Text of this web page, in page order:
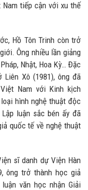
tiếp cận với xu thế
Hồ Tôn Trinh còn trở
Ông nhiều lần giảng
Nhật, Hoa Kỳ… Đặc
Xô (1981), ông đã
Nam với Kinh kịch
hình nghệ thuật độc
luận sắc bén ấy đã
quốc tế về nghệ thuật
sĩ danh dự Viện Hàn
ông trở thành học giả
văn học nhận Giải